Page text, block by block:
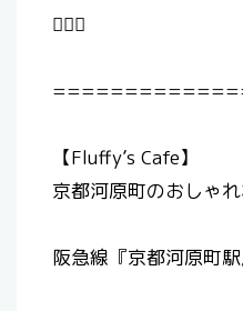
🙇🏻‍♀️
【Fluffy’s Cafe】
京都河原町のおしゃ
阪急線『京都河原町